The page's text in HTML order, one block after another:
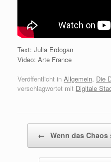
Text: Julia Erdogan
Video: Arte France
Veröffentlicht in Allgemein, Die
verschlagwortet mit Digitale
← Wenn das